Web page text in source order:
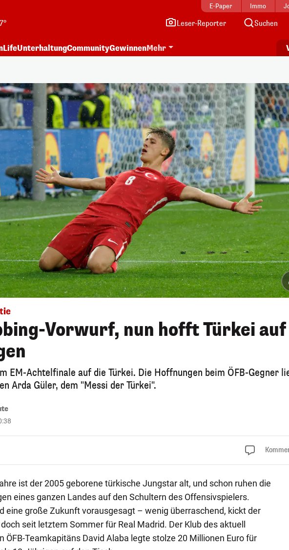
E-Paper Immo
Leser-Reporter Suchen
LifeUnterhaltungCommunityGewinnenMehr
Vorwurf, nun hofft Türkei auf
EM-Achtelfinale auf die Türkei. Die Hoffnungen beim ÖFB-Gegner
Arda Güler, dem "Messi der Türkei".
ist der 2005 geborene türkische Jungstar alt, und schon ruhen die
eines ganzen Landes auf den Schultern des Offensivspielers.
eine große Zukunft vorausgesagt – wenig überraschend, kickt der
seit letztem Sommer für Real Madrid. Der Klub des aktuell
ÖFB-Teamkapitäns David Alaba legte stolze 20 Millionen Euro für